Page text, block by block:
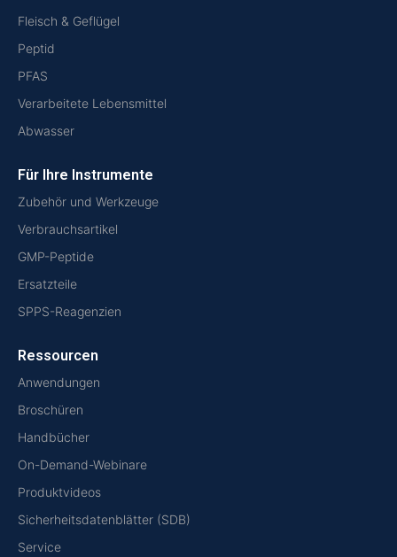
Fleisch & Geflügel
Peptid
PFAS
Verarbeitete Lebensmittel
Abwasser
Für Ihre Instrumente
Zubehör und Werkzeuge
Verbrauchsartikel
GMP-Peptide
Ersatzteile
SPPS-Reagenzien
Ressourcen
Anwendungen
Broschüren
Handbücher
On-Demand-Webinare
Produktvideos
Sicherheitsdatenblätter (SDB)
Service